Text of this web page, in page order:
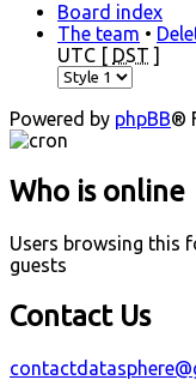
Board index
The team •
UTC [ DST ]
Powered by phpBB®
Who is online
Users browsing this
guests
Contact Us